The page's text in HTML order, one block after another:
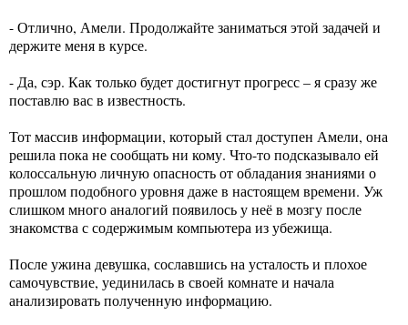
- Отлично, Амели. Продолжайте заниматься этой задачей и
держите меня в курсе.
- Да, сэр. Как только будет достигнут прогресс – я сразу же
поставлю вас в известность.
Тот массив информации, который стал доступен Амели, она
решила пока не сообщать ни кому. Что-то подсказывало ей
колоссальную личную опасность от обладания знаниями о
прошлом подобного уровня даже в настоящем времени. Уж
слишком много аналогий появилось у неё в мозгу после
знакомства с содержимым компьютера из убежища.
После ужина девушка, сославшись на усталость и плохое
самочувствие, уединилась в своей комнате и начала
анализировать полученную информацию.